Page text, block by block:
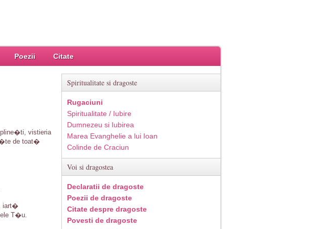
Poezii Citate
vistieria
de toat�
iart�
T�u.
Spiritualitate si dragoste
Rugaciuni
Spiritualitate / Iubire
Dumnezeu si Iubirea
Marea Evanghelie a lui Ioan
Colinde de Craciun
Voi si dragostea
Declaratii de dragoste
Poezii de dragoste
Citate despre dragoste
Povesti de dragoste